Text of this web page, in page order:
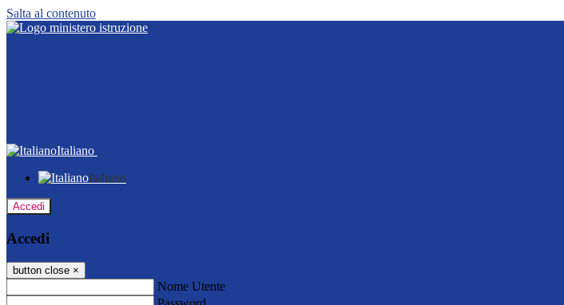
Salta al contenuto
Italiano
Italiano
Accedi
Accedi
button close ×
Nome Utente